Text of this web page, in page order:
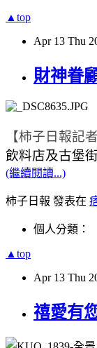
▲top
Apr 13 Thu
財神眷
【柿子日報記
飲料店及古堡
(繼續閱讀...)
柿子日報 發表在
個人分類：
▲top
Apr 13 Thu
禧愛有